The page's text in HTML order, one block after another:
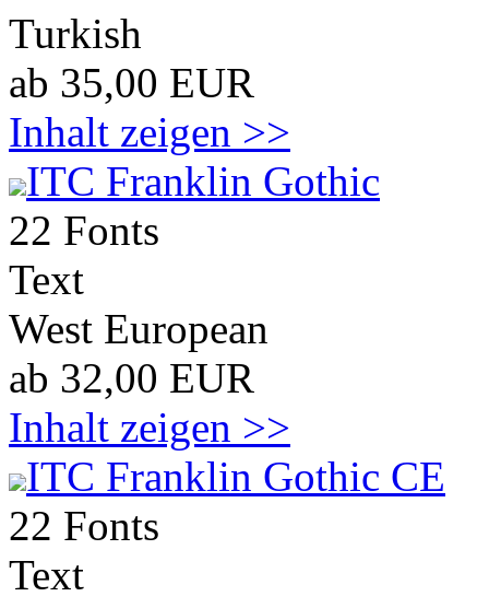
Turkish
ab 35,00 EUR
Inhalt zeigen >>
ITC Franklin Gothic
22 Fonts
Text
West European
ab 32,00 EUR
Inhalt zeigen >>
ITC Franklin Gothic CE
22 Fonts
Text